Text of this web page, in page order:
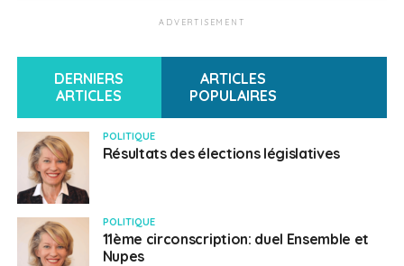
ADVERTISEMENT
DERNIERS
ARTICLES
ARTICLES
POPULAIRES
POLITIQUE
Résultats des élections législatives
POLITIQUE
11ème circonscription: duel Ensemble et
Nupes